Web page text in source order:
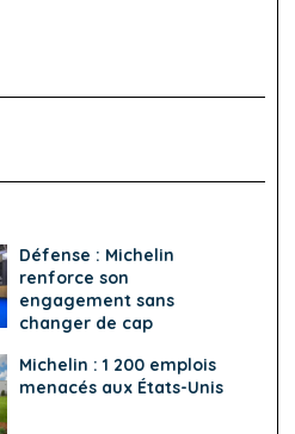
Défense : Michelin
renforce son
engagement sans
changer de cap
Michelin : 1 200 emplois
menacés aux États-Unis